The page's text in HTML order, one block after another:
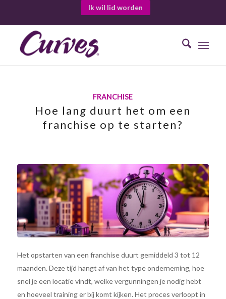
Ik wil lid worden
FRANCHISE
Hoe lang duurt het om een
franchise op te starten?
Het opstarten van een franchise duurt gemiddeld 3 tot 12
maanden. Deze tijd hangt af van het type onderneming, hoe
snel je een locatie vindt, welke vergunningen je nodig hebt
en hoeveel training er bij komt kijken. Het proces verloopt in